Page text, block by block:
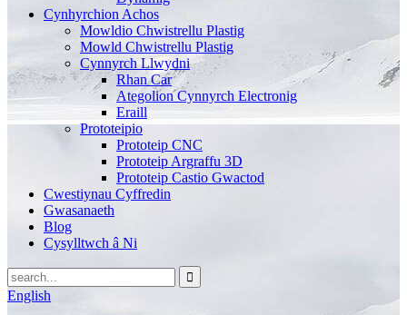
Cynhyrchion Achos
Mowldio Chwistrellu Plastig
Mowld Chwistrellu Plastig
Cynnyrch Llwydni
Rhan Car
Ategolion Cynnyrch Electronig
Eraill
Prototeipio
Prototeip CNC
Prototeip Argraffu 3D
Prototeip Castio Gwactod
Cwestiynau Cyffredin
Gwasanaeth
Blog
Cysylltwch â Ni
English